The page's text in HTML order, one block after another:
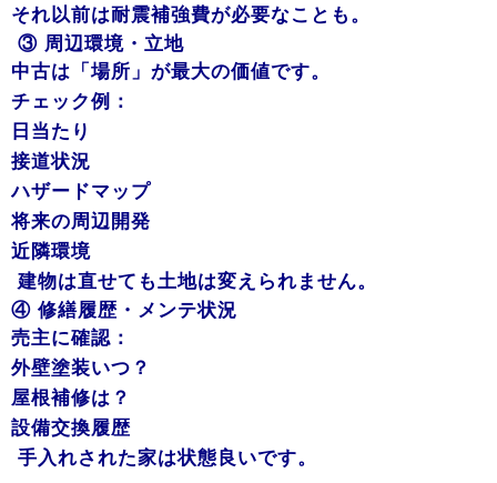
それ以前は耐震補強費が必要なことも。
③ 周辺環境・立地
中古は「場所」が最大の価値です。
チェック例：
日当たり
接道状況
ハザードマップ
将来の周辺開発
近隣環境
建物は直せても土地は変えられません。
④ 修繕履歴・メンテ状況
売主に確認：
外壁塗装いつ？
屋根補修は？
設備交換履歴
手入れされた家は状態良いです。